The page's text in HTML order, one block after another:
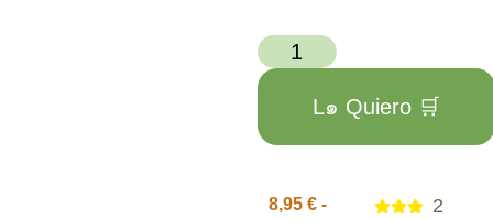
L๑ Quiero 🛒
8,95 € -
2